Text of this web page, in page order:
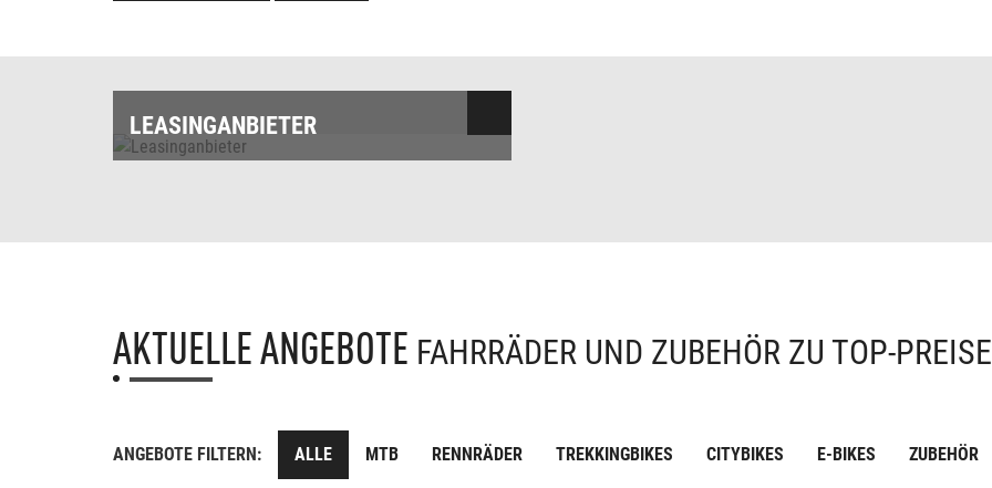
LEASINGANBIETER
AKTUELLE ANGEBOTE FAHRRÄDER UND ZUBEHÖR ZU TOP-
ANGEBOTE FILTERN: ALLE MTB RENNRÄDER TREKKINGBIKES CITYBIKES E-BIKES ZUBEHÖR